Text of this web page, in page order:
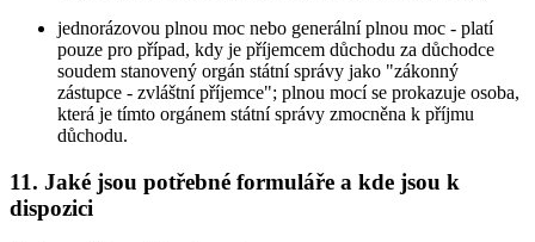
jednorázovou plnou moc nebo generální plnou moc - platí
pouze pro případ, kdy je příjemcem důchodu za důchodce
soudem stanovený orgán státní správy jako "zákonný
zástupce - zvláštní příjemce"; plnou mocí se prokazuje osoba,
která je tímto orgánem státní správy zmocněna k příjmu
důchodu.
11. Jaké jsou potřebné formuláře a kde jsou k
dispozici